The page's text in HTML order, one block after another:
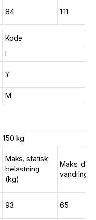
84 1.11
Kode
I
Y
M
kg
Maks. statisk
belastning
(kg)
Maks. dyn.
vandring
93 65